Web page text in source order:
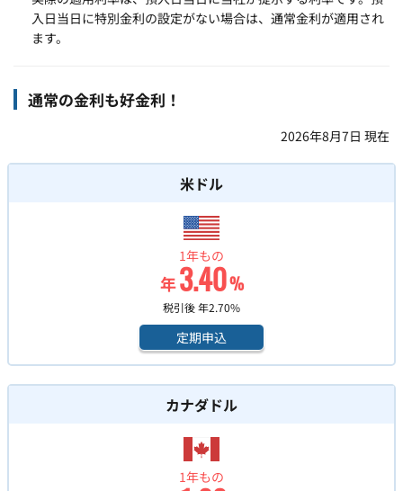
入日当日に特別金利の設定がない場合は、通常金利が適用され
ます。
通常の金利も好金利！
2026年8月7日 現在
米ドル
1年もの
年3.40%
税引後 年2.70%
定期申込
カナダドル
1年もの